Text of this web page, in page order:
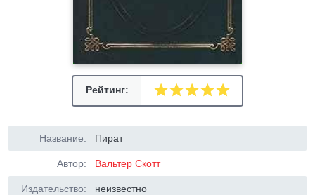
Рейтинг:
Название: Пират
Автор: Вальтер Скотт
Издательство: неизвестно